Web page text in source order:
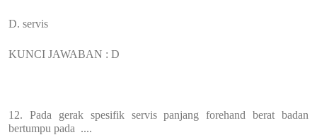
D. servis
KUNCI JAWABAN : D
12. Pada gerak spesifik servis panjang forehand berat badan
bertumpu pada ....